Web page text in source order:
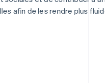
afin de les rendre plus